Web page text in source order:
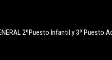
2ºPuesto Infantil y 3º Puesto